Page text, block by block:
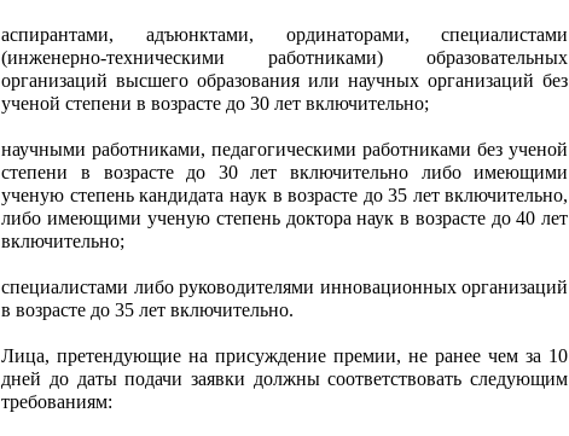
аспирантами, адъюнктами, ординаторами, специалистами
(инженерно-техническими работниками) образовательных
организаций высшего образования или научных организаций без
ученой степени в возрасте до 30 лет включительно;
научными работниками, педагогическими работниками без ученой
степени в возрасте до 30 лет включительно либо имеющими
ученую степень кандидата наук в возрасте до 35 лет включительно,
либо имеющими ученую степень доктора наук в возрасте до 40 лет
включительно;
специалистами либо руководителями инновационных организаций
в возрасте до 35 лет включительно.
Лица, претендующие на присуждение премии, не ранее чем за 10
дней до даты подачи заявки должны соответствовать следующим
требованиям: